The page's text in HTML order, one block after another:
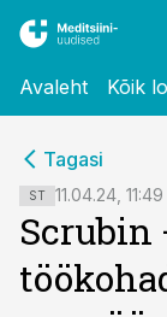
Avaleht Kõik
Tagasi
ST 11.04.24, 11:49
Scrubin